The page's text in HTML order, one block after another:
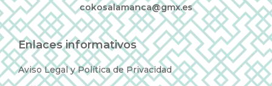
cokosalamanca@gmx.es
Enlaces informativos
Aviso Legal y Política de Privacidad